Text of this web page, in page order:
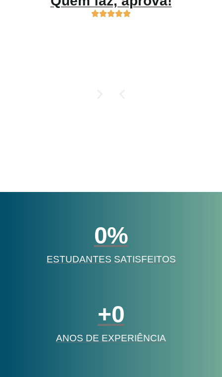
ESTUDANTES SATISFEITOS
0%
ANOS DE EXPERIÊNCIA
+0